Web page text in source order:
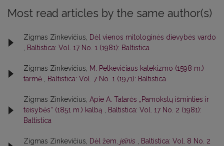
Most read articles by the same author(s)
Zigmas Zinkevičius, Dėl vienos mitologinės dievybės vardo
, Baltistica: Vol. 17 No. 1 (1981): Baltistica
Zigmas Zinkevičius, M. Petkevičiaus katekizmo (1598 m.)
tarmė , Baltistica: Vol. 7 No. 1 (1971): Baltistica
Zigmas Zinkevičius, Apie A. Tatarės „Pamokslų išminties ir
teisybės“ (1851 m.) kalbą , Baltistica: Vol. 17 No. 2 (1981):
Baltistica
Zigmas Zinkevičius, Dėl žem. jeĩnis , Baltistica: Vol. 8 No. 2